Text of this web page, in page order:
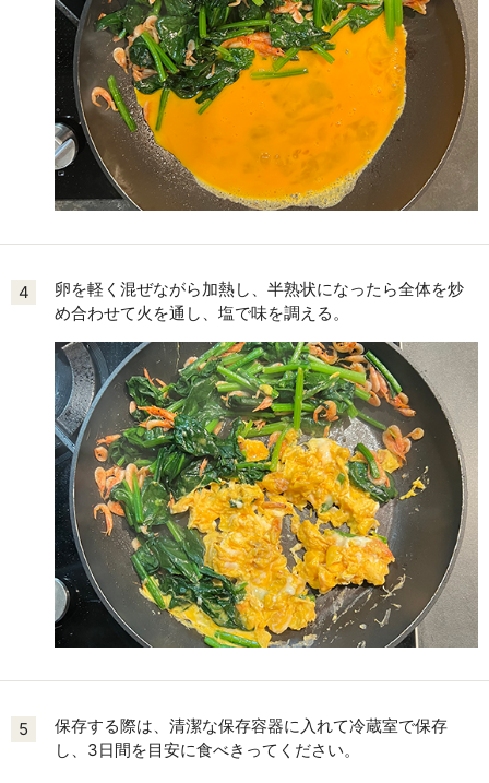
4
卵を軽く混ぜながら加熱し、半熟状になったら全体を炒
め合わせて火を通し、塩で味を調える。
5
保存する際は、清潔な保存容器に入れて冷蔵室で保存
し、3日間を目安に食べきってください。